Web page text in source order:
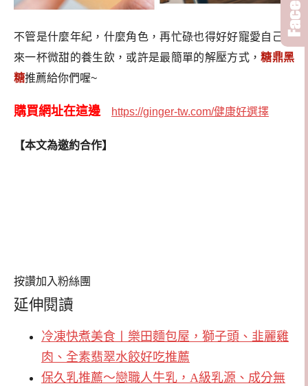
不管是什麼年紀，什麼角色，再忙碌也得好好寵愛自己，
來一杯微甜的養生飲，或許是最簡單的解壓方式，糖鼎黑
糖推薦給你們喔~
購買網址在這邊 https://ginger-tw.com/健康好選擇
【本文為邀約合作】
按讚加入粉絲團
延伸閱讀
冷凍快煮美食〡樂田麵包屋，獅子頭、韭麗雞
肉、全素翡翠水餃好吃推薦
保久乳推薦～戀職人牛乳，A級乳源、成分無